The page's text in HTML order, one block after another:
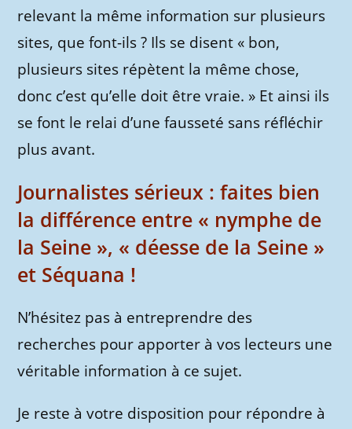
relevant la même information sur plusieurs
sites, que font-ils ? Ils se disent « bon,
plusieurs sites répètent la même chose,
donc c’est qu’elle doit être vraie. » Et ainsi ils
se font le relai d’une fausseté sans réfléchir
plus avant.
Journalistes sérieux : faites bien
la différence entre « nymphe de
la Seine », « déesse de la Seine »
et Séquana !
N’hésitez pas à entreprendre des
recherches pour apporter à vos lecteurs une
véritable information à ce sujet.
Je reste à votre disposition pour répondre à